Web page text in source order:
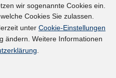
wir sogenannte Cookies ein.
Cookies Sie zulassen.
unter Cookie-Einstellungen
ändern. Weitere Informationen
.